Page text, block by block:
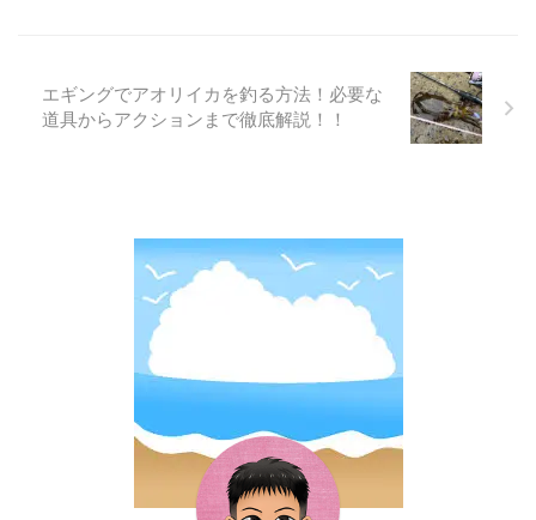
まで活性が落ちていないだろ
うと姫路周辺でメバリングを
エギングでアオリイカを釣る方法！必要な
道具からアクションまで徹底解説！！